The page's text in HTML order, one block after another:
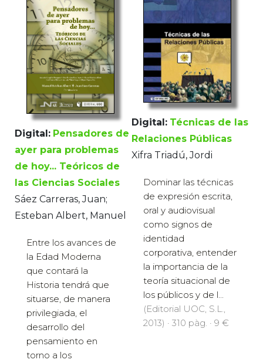
Digital: Pensadores de
ayer para problemas
de hoy... Teóricos de
las Ciencias Sociales
Sáez Carreras, Juan;
Esteban Albert, Manuel
Entre los avances de
la Edad Moderna
que contará la
Historia tendrá que
situarse, de manera
privilegiada, el
desarrollo del
pensamiento en
torno a los
Digital: Técnicas de las
Relaciones Públicas
Xifra Triadú, Jordi
Dominar las técnicas
de expresión escrita,
oral y audiovisual
como signos de
identidad
corporativa, entender
la importancia de la
teoría situacional de
los públicos y de l...
(Editorial UOC, S.L.,
2013) · 310 pàg. · 9 €